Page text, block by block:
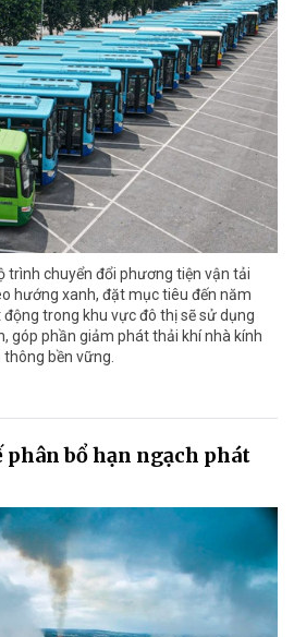
trình chuyển đổi phương tiện vận tải
hướng xanh, đặt mục tiêu đến năm
trong khu vực đô thị sẽ sử dụng
góp phần giảm phát thải khí nhà kính
bền vững.
phân bổ hạn ngạch phát